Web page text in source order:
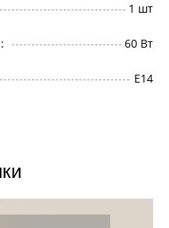
1 шт
60 Вт
Е14